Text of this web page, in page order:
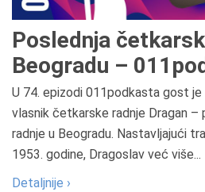
Poslednja
Beogradu –
U 74. epizodi 011podkasta gost
vlasnik četkarske radnje Dragan
radnje u Beogradu. Nastavljajući
1953. godine, Dragoslav već više...
Detaljnije ›